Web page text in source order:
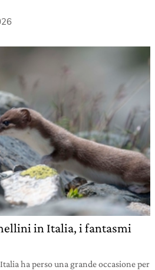
in Italia, i fantasmi
ha perso una grande occasione per